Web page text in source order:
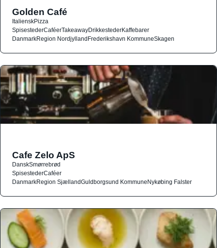
Golden Café
ItalienskPizza
SpisestederCaféerTakeawayDrikkestederKaffebarer
DanmarkRegion NordjyllandFrederikshavn KommuneSkagen
Cafe Zelo ApS
DanskSmørrebrød
SpisestederCaféer
DanmarkRegion SjællandGuldborgsund KommuneNykøbing Falster